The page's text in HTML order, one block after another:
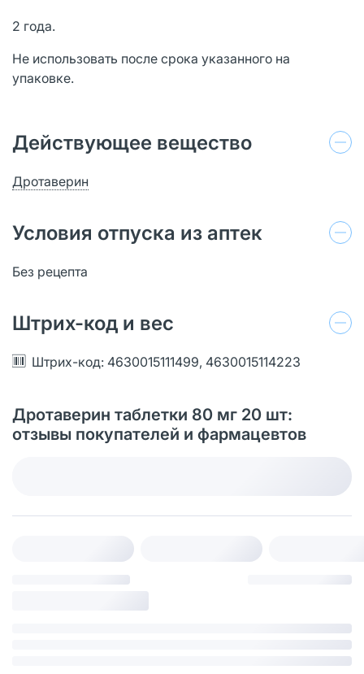
2 года.
Не использовать после срока указанного на
упаковке.
Действующее вещество
Дротаверин
Условия отпуска из аптек
Без рецепта
Штрих-код и вес
Штрих-код: 4630015111499, 4630015114223
Дротаверин таблетки 80 мг 20 шт:
отзывы покупателей и фармацевтов